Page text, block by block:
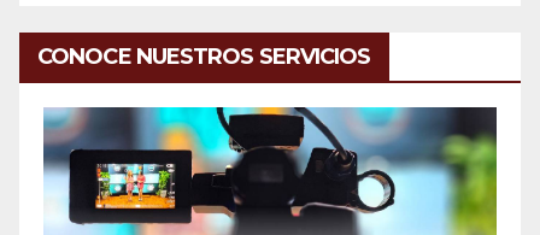
CONOCE NUESTROS SERVICIOS